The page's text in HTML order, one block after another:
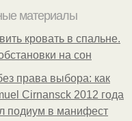
материалы
кровать в спальне.
на сон
права выбора: как
Cirnansck 2012 года
подиум в манифест